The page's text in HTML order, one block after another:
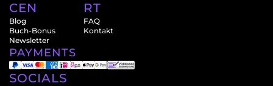
CEN
Blog
Buch-Bonus
Newsletter
RT
FAQ
Kontakt
PAYMENTS
SOCIALS